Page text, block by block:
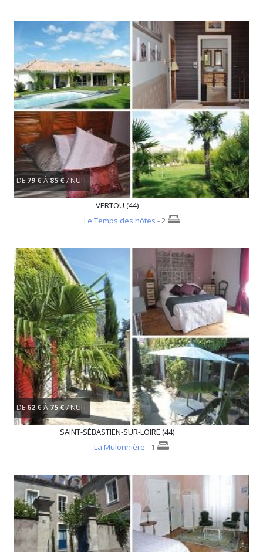
DE 79 €À85 €/ NUIT
VERTOU (44)
Le Temps des hôtes - 2
DE 62 €À 75 €/ NUIT
SAINT-SÉBASTIEN-SUR-LOIRE (44)
La Mulonnière - 1